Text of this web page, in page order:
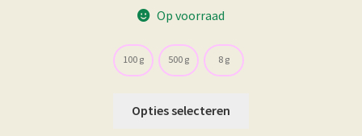
€ 23,65
Op voorraad
100 g 500 g 8 g
Opties selecteren